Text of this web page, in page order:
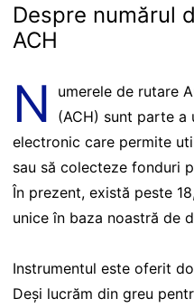
Despre numărul
ACH
N
umerele de rutare
(ACH) sunt parte a
electronic care permite
sau să colecteze fonduri
În prezent, există peste
unice în baza noastră de
Instrumentul este oferit
Deși lucrăm din greu